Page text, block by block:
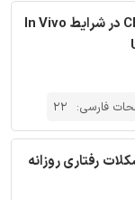
ترجمه مقاله تصویربرداری CEST MR در شرایط In Vivo
فارسی: 22
رفتاری روزانه